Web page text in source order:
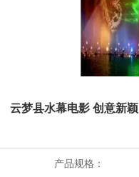
云梦县水幕电影 创意新颖
产品规格：